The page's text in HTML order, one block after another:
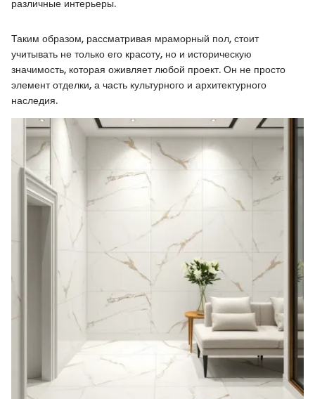
различные интерьеры.
Таким образом, рассматривая мраморный пол, стоит
учитывать не только его красоту, но и историческую
значимость, которая оживляет любой проект. Он не просто
элемент отделки, а часть культурного и архитектурного
наследия.